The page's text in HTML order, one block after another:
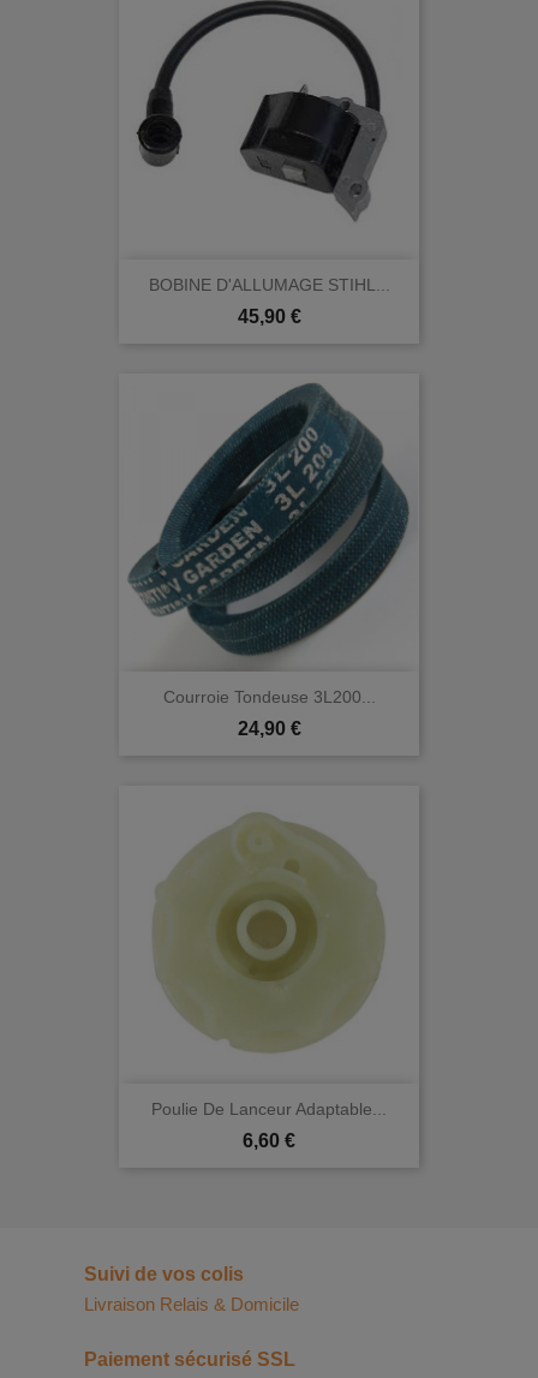
BOBINE D'ALLUMAGE STIHL...
Prix
45,90 €
Courroie Tondeuse 3L200...
Prix
24,90 €
Poulie De Lanceur Adaptable...
Prix
6,60 €
Suivi de vos colis
Livraison Relais & Domicile
Paiement sécurisé SSL